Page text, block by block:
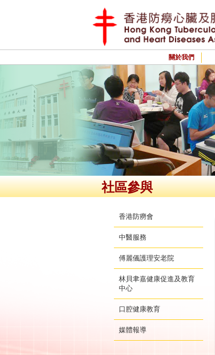
關於我們
社區參與
香港防癆會
中醫服務
傅麗儀護理安老院
林貝聿嘉健康促進及教育
中心
口腔健康教育
媒體報導